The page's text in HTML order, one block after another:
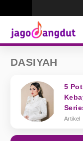
DASIYAH
5
Artikel